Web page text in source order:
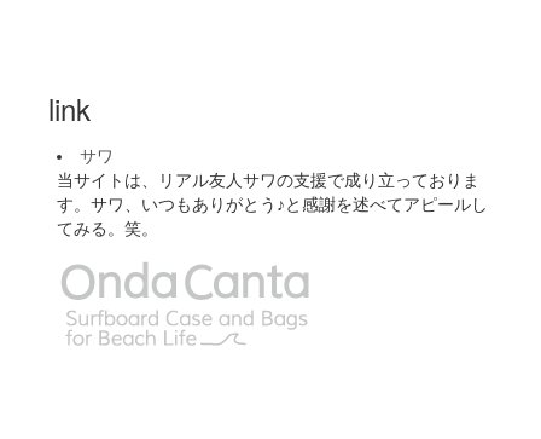
link
サワ
当サイトは、リアル友人サワの支援で成り立っておりま
す。サワ、いつもありがとう♪と感謝を述べてアピールし
てみる。笑。